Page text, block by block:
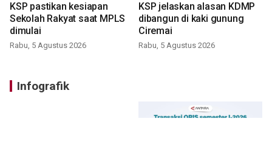
KSP pastikan kesiapan
Sekolah Rakyat saat MPLS
dimulai
Rabu, 5 Agustus 2026
KSP jelaskan alasan KDMP
dibangun di kaki gunung
Ciremai
Rabu, 5 Agustus 2026
Infografik